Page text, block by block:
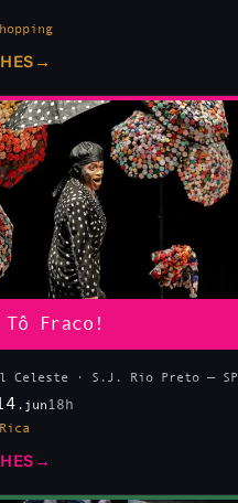
→
Fraco!
Celeste · S.J. Rio Preto — SP
.jun 18h
→